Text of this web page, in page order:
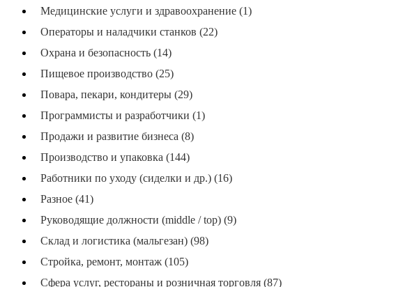
Медицинские услуги и здравоохранение (1)
Операторы и наладчики станков (22)
Охрана и безопасность (14)
Пищевое производство (25)
Повара, пекари, кондитеры (29)
Программисты и разработчики (1)
Продажи и развитие бизнеса (8)
Производство и упаковка (144)
Работники по уходу (сиделки и др.) (16)
Разное (41)
Руководящие должности (middle / top) (9)
Склад и логистика (мальгезан) (98)
Стройка, ремонт, монтаж (105)
Сфера услуг, рестораны и розничная торговля (87)